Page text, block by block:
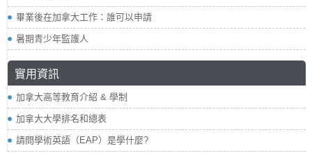
畢業後在加拿大工作：誰可以申請
暑期青少年監護人
實用資訊
加拿大高等教育介紹 & 學制
加拿大大學排名和總表
請問學術英語（EAP）是學什麼?